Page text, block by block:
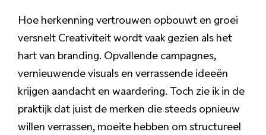
Hoe herkenning vertrouwen opbouwt en groei
versnelt Creativiteit wordt vaak gezien als het
hart van branding. Opvallende campagnes,
vernieuwende visuals en verrassende ideeën
krijgen aandacht en waardering. Toch zie ik in de
praktijk dat juist de merken die steeds opnieuw
willen verrassen, moeite hebben om structureel